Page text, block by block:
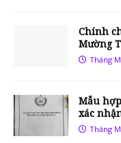
Chính
Mường
Tháng
Mẫu
xác
Tháng